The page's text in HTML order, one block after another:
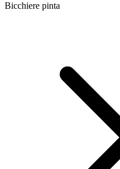
Bicchiere pinta